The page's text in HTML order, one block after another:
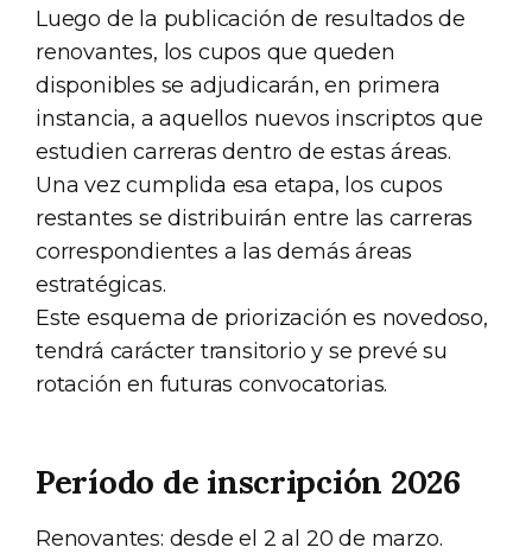
Luego de la publicación de resultados de
renovantes, los cupos que queden
disponibles se adjudicarán, en primera
instancia, a aquellos nuevos inscriptos que
estudien carreras dentro de estas áreas.
Una vez cumplida esa etapa, los cupos
restantes se distribuirán entre las carreras
correspondientes a las demás áreas
estratégicas.
Este esquema de priorización es novedoso,
tendrá carácter transitorio y se prevé su
rotación en futuras convocatorias.
Período de inscripción 2026
Renovantes: desde el 2 al 20 de marzo.